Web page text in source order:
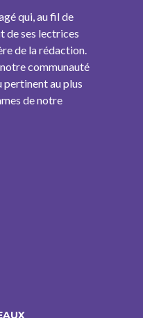
qui, au fil de
de ses lectrices
de la rédaction.
communauté
pertinent au plus
de notre